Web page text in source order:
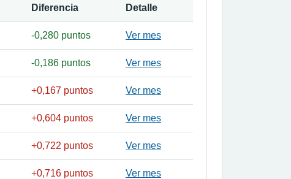
Diferencia Detalle
-0,280 puntos Ver mes
-0,186 puntos Ver mes
+0,167 puntos Ver mes
+0,604 puntos Ver mes
+0,722 puntos Ver mes
+0,716 puntos Ver mes